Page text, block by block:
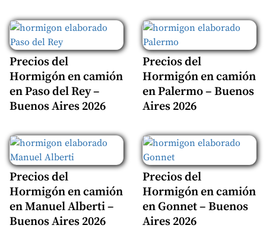
Precios del
Hormigón en camión
en Paso del Rey –
Buenos Aires 2026
Precios del
Hormigón en camión
en Palermo – Buenos
Aires 2026
Precios del
Hormigón en camión
en Manuel Alberti –
Buenos Aires 2026
Precios del
Hormigón en camión
en Gonnet – Buenos
Aires 2026